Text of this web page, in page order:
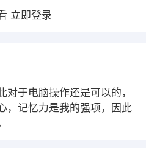
立即登录
于电脑操作还是可以的，
，记忆力是我的强项，因此